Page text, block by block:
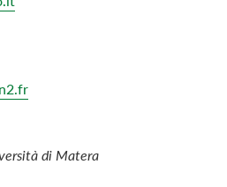
di Matera